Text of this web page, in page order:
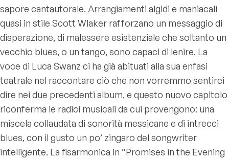
sapore cantautorale. Arrangiamenti algidi e maniacali
quasi in stile Scott Wlaker rafforzano un messaggio di
disperazione, di malessere esistenziale che soltanto un
vecchio blues, o un tango, sono capaci di lenire. La
voce di Luca Swanz ci ha già abituati alla sua enfasi
teatrale nel raccontare ciò che non vorremmo sentirci
dire nei due precedenti album, e questo nuovo capitolo
riconferma le radici musicali da cui provengono: una
miscela collaudata di sonorità messicane e di intrecci
blues, con il gusto un po’ zingaro del songwriter
intelligente. La fisarmonica in “Promises in the Evening